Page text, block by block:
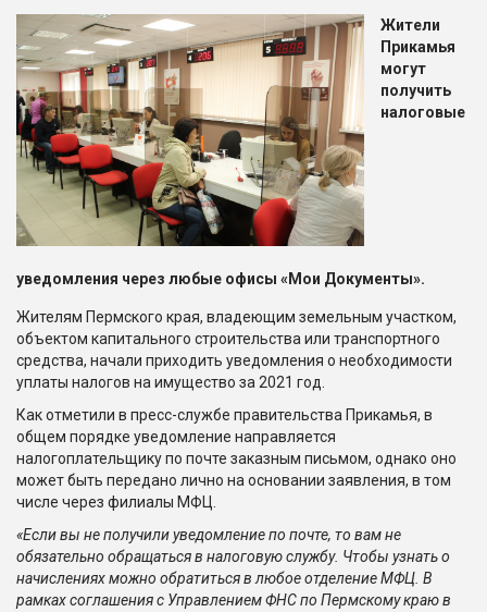
Жители
Прикамья
могут
получить
налоговые
уведомления через любые офисы «Мои Документы».
Жителям Пермского края, владеющим земельным участком,
объектом капитального строительства или транспортного
средства, начали приходить уведомления о необходимости
уплаты налогов на имущество за 2021 год.
Как отметили в пресс-службе правительства Прикамья, в
общем порядке уведомление направляется
налогоплательщику по почте заказным письмом, однако оно
может быть передано лично на основании заявления, в том
числе через филиалы МФЦ.
«Если вы не получили уведомление по почте, то вам не
обязательно обращаться в налоговую службу. Чтобы узнать о
начислениях можно обратиться в любое отделение МФЦ. В
рамках соглашения с Управлением ФНС по Пермскому краю в